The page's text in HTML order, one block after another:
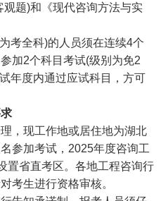
观题)和《现代咨询方法与实
全科)的人员须在连续4个
加2个科目考试(级别为免2
年度内通过应试科目，方可
现工作地或居住地为湖北
参加考试， 2025年度咨询工
置省直考区。各地工程咨询行
考生进行资格审核。